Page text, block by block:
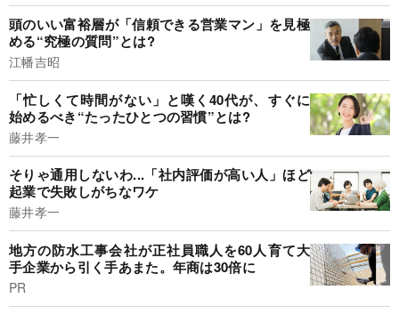
頭のいい富裕層が「信頼できる営業マン」を見極
める“究極の質問”とは?
江幡吉昭
「忙しくて時間がない」と嘆く40代が、すぐに
始めるべき“たったひとつの習慣”とは?
藤井孝一
そりゃ通用しないわ...「社内評価が高い人」ほど
起業で失敗しがちなワケ
藤井孝一
地方の防水工事会社が正社員職人を60人育て大
手企業から引く手あまた。年商は30倍に
PR